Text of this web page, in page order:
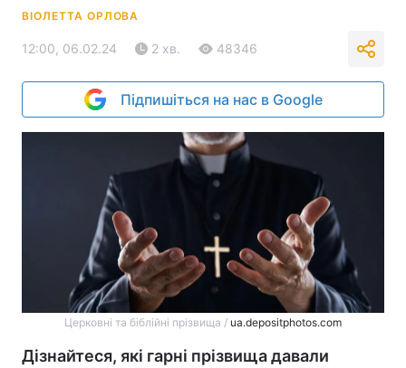
ВІОЛЕТТА ОРЛОВА
12:00, 06.02.24 2 хв. 48346
Підпишіться на нас в Google
Церковні та біблійні прізвища / ua.depositphotos.com
Дізнайтеся, які гарні прізвища давали